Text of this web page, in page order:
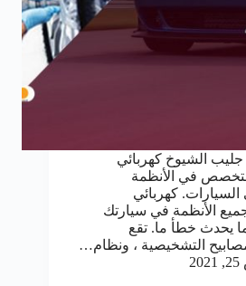
الشيوخ كهربائي
متخصص في الأنظمة
السيارات. كهربائي
الأنظمة في سيارتك
يحدث خطأ ما. تقع
التشخيصية ، ونظام…